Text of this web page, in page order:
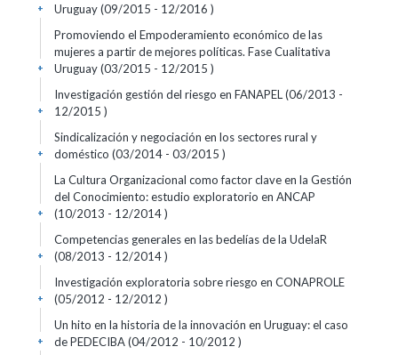
Uruguay (09/2015 - 12/2016 )
+
Promoviendo el Empoderamiento económico de las
mujeres a partir de mejores políticas. Fase Cualitativa
Uruguay (03/2015 - 12/2015 )
+
Investigación gestión del riesgo en FANAPEL (06/2013 -
12/2015 )
+
Sindicalización y negociación en los sectores rural y
doméstico (03/2014 - 03/2015 )
+
La Cultura Organizacional como factor clave en la Gestión
del Conocimiento: estudio exploratorio en ANCAP
(10/2013 - 12/2014 )
+
Competencias generales en las bedelías de la UdelaR
(08/2013 - 12/2014 )
+
Investigación exploratoria sobre riesgo en CONAPROLE
(05/2012 - 12/2012 )
+
Un hito en la historia de la innovación en Uruguay: el caso
de PEDECIBA (04/2012 - 10/2012 )
+